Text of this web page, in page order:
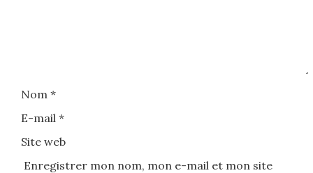
Nom *
E-mail *
Site web
Enregistrer mon nom, mon e-mail et mon site